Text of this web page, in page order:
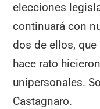
elecciones
continuará con
dos de ellos,
hace rato
unipersonales.
Castagnaro.